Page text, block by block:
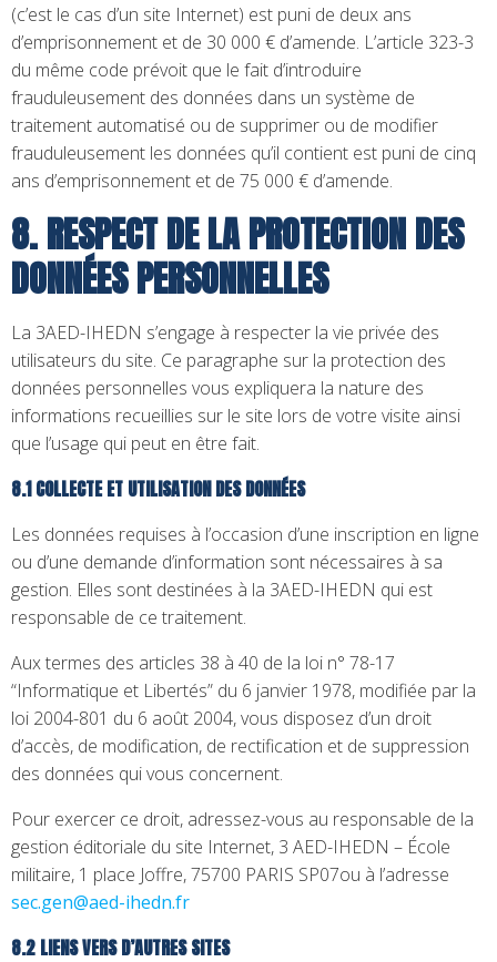
(c’est le cas d’un site Internet) est puni de deux ans
d’emprisonnement et de 30 000 € d’amende. L’article 323-3
du même code prévoit que le fait d’introduire
frauduleusement des données dans un système de
traitement automatisé ou de supprimer ou de modifier
frauduleusement les données qu’il contient est puni de cinq
ans d’emprisonnement et de 75 000 € d’amende.
8. RESPECT DE LA PROTECTION DES
DONNÉES PERSONNELLES
La 3AED-IHEDN s’engage à respecter la vie privée des
utilisateurs du site. Ce paragraphe sur la protection des
données personnelles vous expliquera la nature des
informations recueillies sur le site lors de votre visite ainsi
que l’usage qui peut en être fait.
8.1 COLLECTE ET UTILISATION DES DONNÉES
Les données requises à l’occasion d’une inscription en ligne
ou d’une demande d’information sont nécessaires à sa
gestion. Elles sont destinées à la 3AED-IHEDN qui est
responsable de ce traitement.
Aux termes des articles 38 à 40 de la loi n° 78-17
“Informatique et Libertés” du 6 janvier 1978, modifiée par la
loi 2004-801 du 6 août 2004, vous disposez d’un droit
d’accès, de modification, de rectification et de suppression
des données qui vous concernent.
Pour exercer ce droit, adressez-vous au responsable de la
gestion éditoriale du site Internet, 3 AED-IHEDN – École
militaire, 1 place Joffre, 75700 PARIS SP07ou à l’adresse
sec.gen@aed-ihedn.fr
8.2 LIENS VERS D’AUTRES SITES